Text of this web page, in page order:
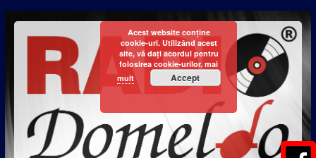
Acest website conține
cookie-uri. Utilizând acest
site, vă dați acordul pentru
folosirea cookie-urilor. mai
mult
Accept